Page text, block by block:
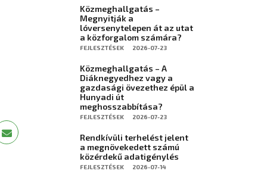
Közmeghallgatás –
Megnyitják a
lóversenytelepen át az utat
a közforgalom számára?
FEJLESZTÉSEK 2026-07-23
Közmeghallgatás – A
Diáknegyedhez vagy a
gazdasági övezethez épül a
Hunyadi út
meghosszabbítása?
FEJLESZTÉSEK 2026-07-23
Rendkívüli terhelést jelent
a megnövekedett számú
közérdekű adatigénylés
FEJLESZTÉSEK 2026-07-14